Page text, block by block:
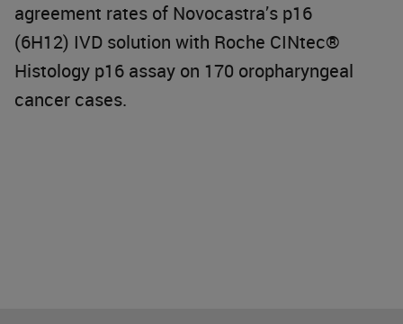
agreement rates of Novocastra’s p16
(6H12) IVD solution with Roche CINtec®
Histology p16 assay on 170 oropharyngeal
cancer cases.